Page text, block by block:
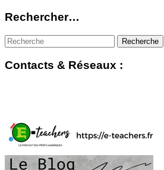
Rechercher…
Contacts & Réseaux :